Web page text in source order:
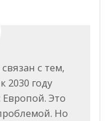
с тем,
2030 году
Это
Но